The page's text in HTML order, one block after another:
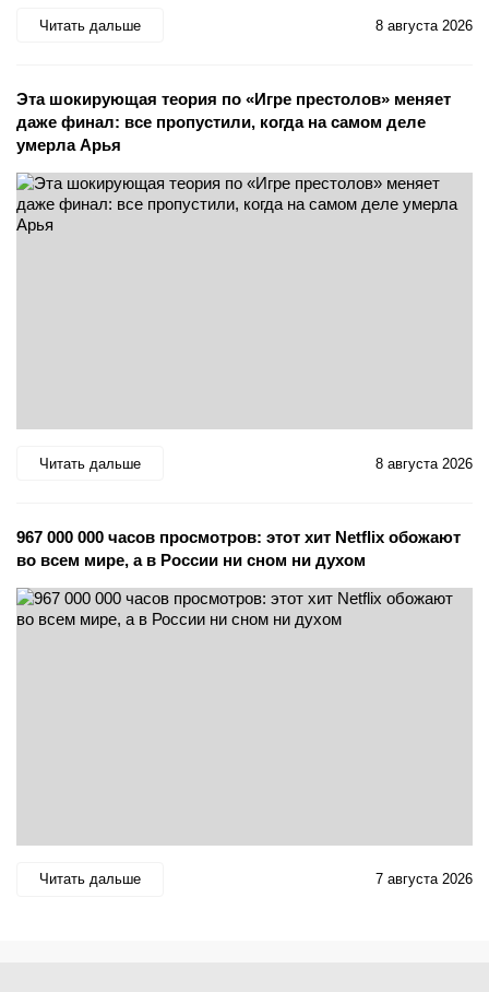
Читать дальше 8 августа 2026
Эта шокирующая теория по «Игре престолов» меняет
даже финал: все пропустили, когда на самом деле
умерла Арья
Читать дальше 8 августа 2026
967 000 000 часов просмотров: этот хит Netflix обожают
во всем мире, а в России ни сном ни духом
Читать дальше 7 августа 2026